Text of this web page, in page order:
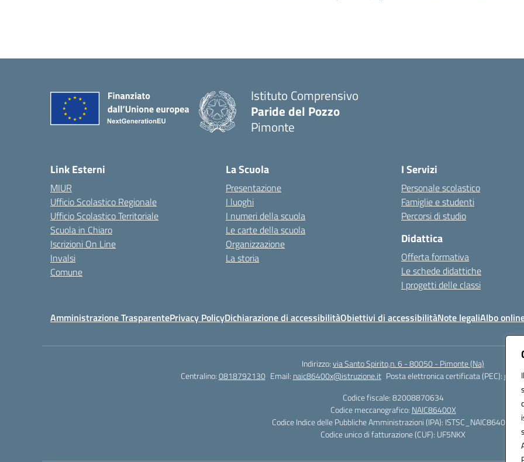
Istituto Comprensivo
Paride del Pozzo
Pimonte
Link Esterni
MIUR
Ufficio Scolastico Regionale
Ufficio Scolastico Territoriale
Scuola in Chiaro
Iscrizioni On Line
Invalsi
Comune
La Scuola
Presentazione
I luoghi
I numeri della scuola
Le carte della scuola
Organizzazione
La storia
I Servizi
Personale scolastico
Famiglie e studenti
Percorsi di studio
Didattica
Offerta formativa
Le schede didattiche
I progetti delle classi
Amministrazione TrasparentePrivacy PolicyDichiarazione di accessibilitàObiettivi di accessibilitàNote legaliAlbo
Indirizzo:via Santo Spirito,n. 6 - 80050 - Pimonte (Na)
Centralino:0818792130 Email: naic86400x@istruzione.it Posta elettronica certificata (PEC):
Codice fiscale: 82008870634
Codice meccanografico: NAIC86400X
Codice Indice delle Pubbliche Amministrazioni (IPA): ISTSC_NAIC86400X
Codice unico di fatturazione (CUF): UF5NKX